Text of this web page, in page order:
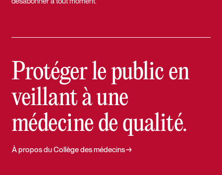
Protéger le public en
veillant à une
médecine de qualité.
À propos du Collège des médecins